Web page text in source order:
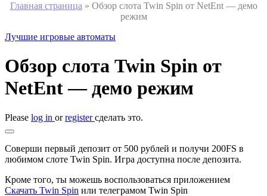
Главная страница » Обзор слота Twin Spin от NetEnt — демо
режим
Лучшие игровые автоматы
Обзор слота Twin Spin от
NetEnt — демо режим
Please log in orregisterсделать это.
Соверши первый депозит от 500 рублей и получи 200FS в
любимом слоте Twin Spin. Игра доступна после депозита.
Кроме того, ты можешь воспользоваться приложением
Скачать Twin Spin или телеграмом Twin Spin